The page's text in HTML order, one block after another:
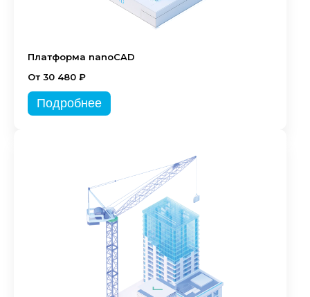
Платформа nanoCAD
От 30 480 ₽
Подробнее